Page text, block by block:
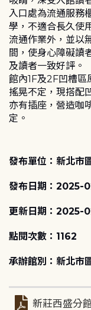
入口處為流通服務
學，不適合長久使
流通作業外，並以
間，使身心障礙讀
及讀者一致好評。
館內1F及2F凹槽
搖晃不定，現搭配
亦有插座，營造咖
定。
發布單位：新北市
發布日期：2025-
更新日期：2025-
點閱次數：1162
承辦館別：新北市
新莊西盛分